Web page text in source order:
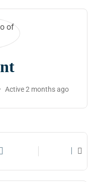
Active 2 months ago